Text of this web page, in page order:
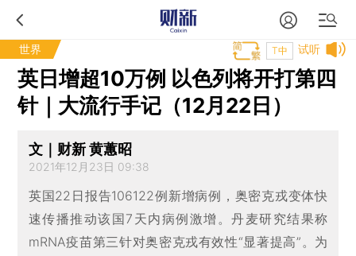
世界 试听
T中
英日增超10万例 以色列将开打第四
针｜大流行手记（12月22日）
文｜财新 黄蕙昭
2021年12月23日 09:38
英国22日报告106122例新增病例，奥密克戎变体快
速传播推动该国7天内病例激增。丹麦研究结果称
mRNA疫苗第三针对奥密克戎有效性“显著提高”。为